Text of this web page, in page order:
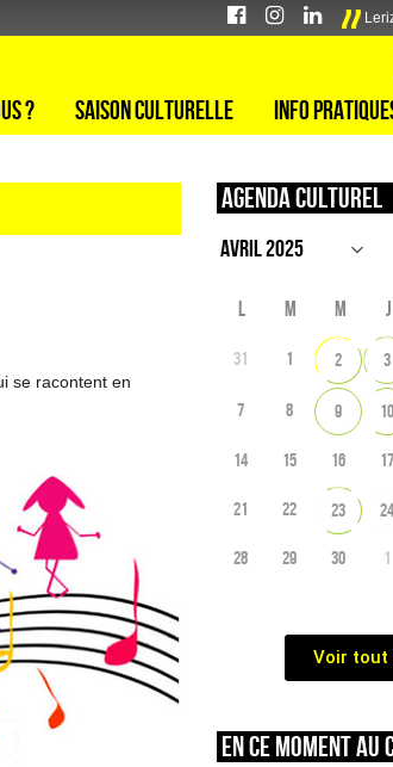
? Saison culturelle Info
se racontent en
Agenda culturel
L M M J
31 1 2 3
7 8 9 10
14 15 16 17
21 22 23 24
28 29 30 1
Voir tout
En ce moment au